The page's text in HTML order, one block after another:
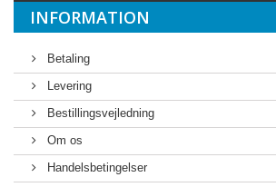
INFORMATION
Betaling
Levering
Bestillingsvejledning
Om os
Handelsbetingelser